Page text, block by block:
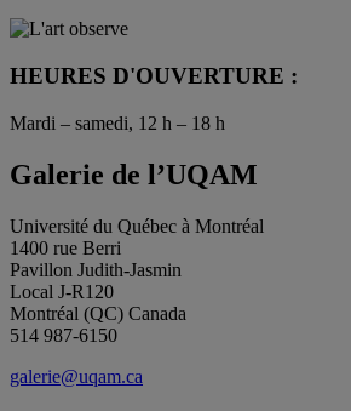
HEURES D'OUVERTURE :
Mardi – samedi, 12 h – 18 h
Galerie de l’UQAM
Université du Québec à Montréal
1400 rue Berri
Pavillon Judith-Jasmin
Local J-R120
Montréal (QC) Canada
514 987-6150
galerie@uqam.ca